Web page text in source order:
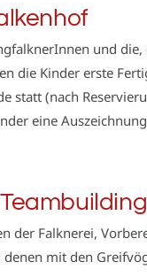
und
die Kinder erste
statt (nach
eine
der Falknerei,
mit den